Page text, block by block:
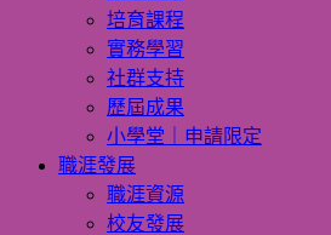
培育課程
實務學習
社群支持
歷屆成果
小學堂｜申請限定
職涯發展
職涯資源
校友發展